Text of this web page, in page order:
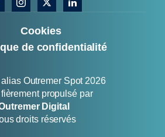
Outremer Spot 2026
propulsé par
Digital
droits réservés
Cookies
de confidentialité